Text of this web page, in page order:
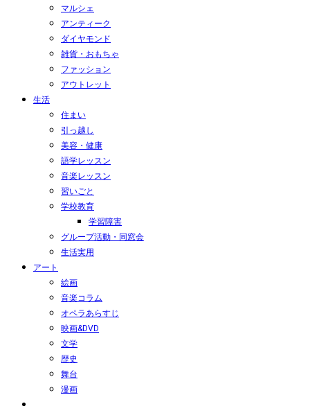
マルシェ
アンティーク
ダイヤモンド
雑貨・おもちゃ
ファッション
アウトレット
生活
住まい
引っ越し
美容・健康
語学レッスン
音楽レッスン
習いごと
学校教育
学習障害
グループ活動・同窓会
生活実用
アート
絵画
音楽コラム
オペラあらすじ
映画&DVD
文学
歴史
舞台
漫画